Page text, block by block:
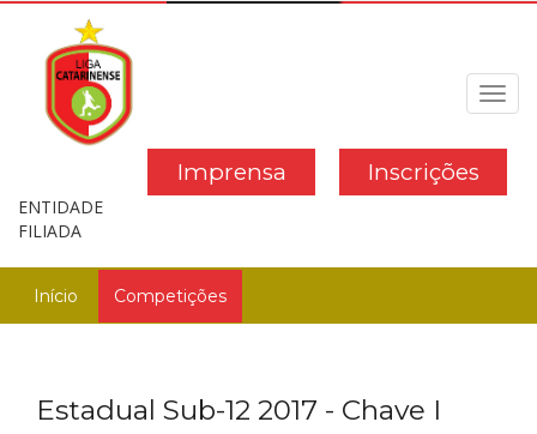
Inscrições
Imprensa
ENTIDADE
FILIADA
Início Competições
Estadual Sub-12 2017 - Chave I